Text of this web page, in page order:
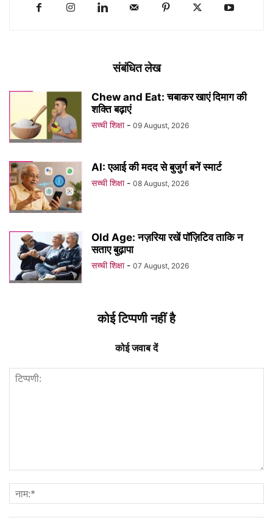
संबंधित लेख
Chew and Eat: चबाकर खाएं दिमाग की
शक्ति बढ़ाएं
सच्ची शिक्षा - 09 August, 2026
AI: एआई की मदद से बुजुर्ग बनें स्मार्ट
सच्ची शिक्षा - 08 August, 2026
Old Age: नज़रिया रखें पॉज़िटिव ताकि न
सताए बुढ़ापा
सच्ची शिक्षा - 07 August, 2026
कोई टिप्पणी नहीं है
कोई जवाब दें